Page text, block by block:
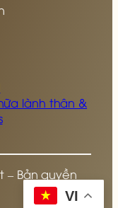
lành thân &
– Bản quyền
VI